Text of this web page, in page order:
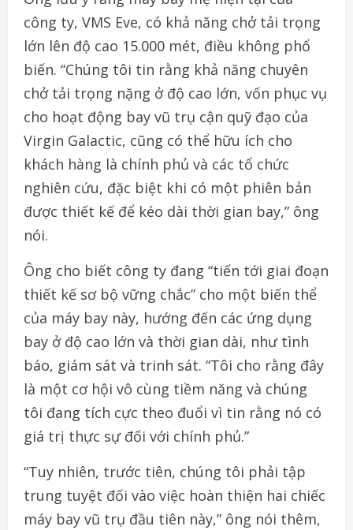
công ty, VMS Eve, có khả năng chở tải trọng
lớn lên độ cao 15.000 mét, điều không phổ
biến. “Chúng tôi tin rằng khả năng chuyên
chở tải trọng nặng ở độ cao lớn, vốn phục vụ
cho hoạt động bay vũ trụ cận quỹ đạo của
Virgin Galactic, cũng có thể hữu ích cho
khách hàng là chính phủ và các tổ chức
nghiên cứu, đặc biệt khi có một phiên bản
được thiết kế để kéo dài thời gian bay,” ông
nói.
Ông cho biết công ty đang “tiến tới giai đoạn
thiết kế sơ bộ vững chắc” cho một biến thể
của máy bay này, hướng đến các ứng dụng
bay ở độ cao lớn và thời gian dài, như tình
báo, giám sát và trinh sát. “Tôi cho rằng đây
là một cơ hội vô cùng tiềm năng và chúng
tôi đang tích cực theo đuổi vì tin rằng nó có
giá trị thực sự đối với chính phủ.”
“Tuy nhiên, trước tiên, chúng tôi phải tập
trung tuyệt đối vào việc hoàn thiện hai chiếc
máy bay vũ trụ đầu tiên này,” ông nói thêm,